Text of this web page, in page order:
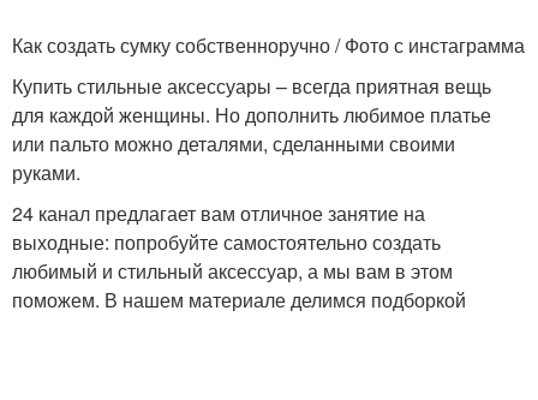
Как создать сумку собственноручно / Фото с инстаграмма
Купить стильные аксессуары – всегда приятная вещь
для каждой женщины. Но дополнить любимое платье
или пальто можно деталями, сделанными своими
руками.
24 канал предлагает вам отличное занятие на
выходные: попробуйте самостоятельно создать
любимый и стильный аксессуар, а мы вам в этом
поможем. В нашем материале делимся подборкой